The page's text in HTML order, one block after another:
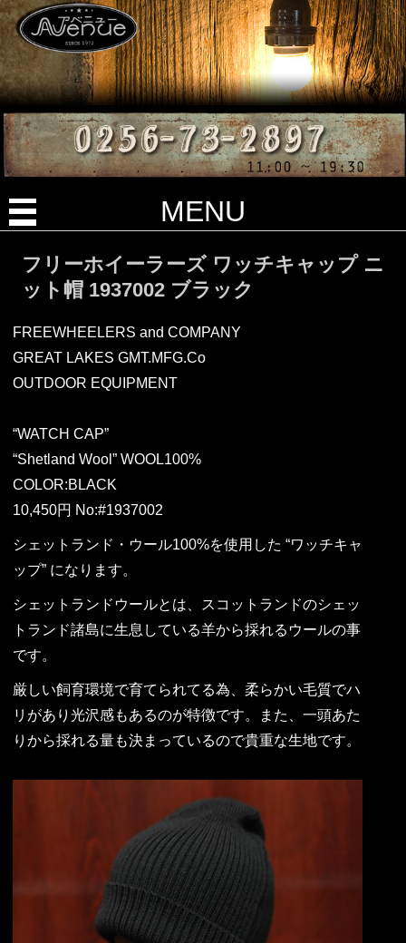
MENU
フリーホイーラーズ ワッチキャップ ニ
ット帽 1937002 ブラック
FREEWHEELERS and COMPANY
GREAT LAKES GMT.MFG.Co
OUTDOOR EQUIPMENT
“WATCH CAP”
“Shetland Wool” WOOL100%
COLOR:BLACK
10,450円 No:#1937002
シェットランド・ウール100%を使用した “ワッチキャ
ップ” になります。
シェットランドウールとは、スコットランドのシェッ
トランド諸島に生息している羊から採れるウールの事
です。
厳しい飼育環境で育てられてる為、柔らかい毛質でハ
リがあり光沢感もあるのが特徴です。また、一頭あた
りから採れる量も決まっているので貴重な生地です。